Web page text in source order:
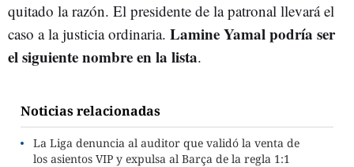
quitado la razón. El presidente de la patronal llevará el
caso a la justicia ordinaria. Lamine Yamal podría ser
el siguiente nombre en la lista.
Noticias relacionadas
La Liga denuncia al auditor que validó la venta de
los asientos VIP y expulsa al Barça de la regla 1:1